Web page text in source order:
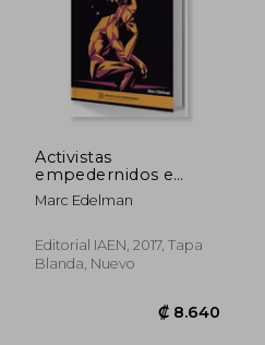
Activistas
empedernidos e
intelectuales
comprometidos:
movimientos
sociales, derechos
Marc Edelman
Editorial IAEN, 2017, Tapa
Blanda, Nuevo